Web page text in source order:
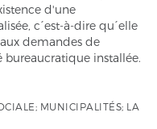
d'une
c´est-à-dire qu´elle
demandes de
bureaucratique installée.
MUNICIPALITÉS; LA